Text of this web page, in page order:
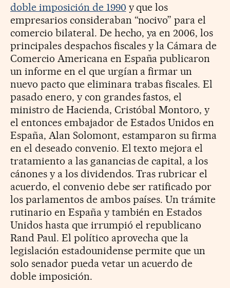
doble imposición de 1990 y que los
empresarios consideraban “nocivo” para el
comercio bilateral. De hecho, ya en 2006, los
principales despachos fiscales y la Cámara de
Comercio Americana en España publicaron
un informe en el que urgían a firmar un
nuevo pacto que eliminara trabas fiscales. El
pasado enero, y con grandes fastos, el
ministro de Hacienda, Cristóbal Montoro, y
el entonces embajador de Estados Unidos en
España, Alan Solomont, estamparon su firma
en el deseado convenio. El texto mejora el
tratamiento a las ganancias de capital, a los
cánones y a los dividendos. Tras rubricar el
acuerdo, el convenio debe ser ratificado por
los parlamentos de ambos países. Un trámite
rutinario en España y también en Estados
Unidos hasta que irrumpió el republicano
Rand Paul. El político aprovecha que la
legislación estadounidense permite que un
solo senador pueda vetar un acuerdo de
doble imposición.